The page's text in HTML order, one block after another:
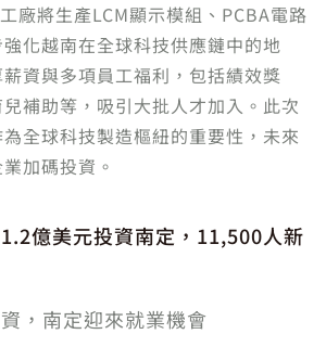
廠將生產LCM顯示模組、PCBA電路
化越南在全球科技供應鏈中的地
資與多項員工福利，包括績效獎
補助等，吸引大批人才加入。此次
全球科技製造樞紐的重要性，未來
加碼投資。
億美元投資南定，11,500人新
，南定迎來就業機會